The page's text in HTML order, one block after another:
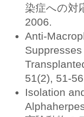
染症への対
2006.
Anti-
51(2), 51-
Isolation